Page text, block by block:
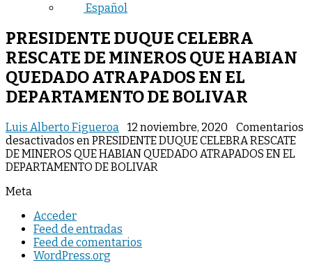
Español
PRESIDENTE DUQUE CELEBRA
RESCATE DE MINEROS QUE HABIAN
QUEDADO ATRAPADOS EN EL
DEPARTAMENTO DE BOLIVAR
Luis Alberto Figueroa 12 noviembre, 2020
Comentarios
desactivados en PRESIDENTE DUQUE CELEBRA RESCATE
DE MINEROS QUE HABIAN QUEDADO ATRAPADOS EN EL
DEPARTAMENTO DE BOLIVAR
Meta
Acceder
Feed de entradas
Feed de comentarios
WordPress.org